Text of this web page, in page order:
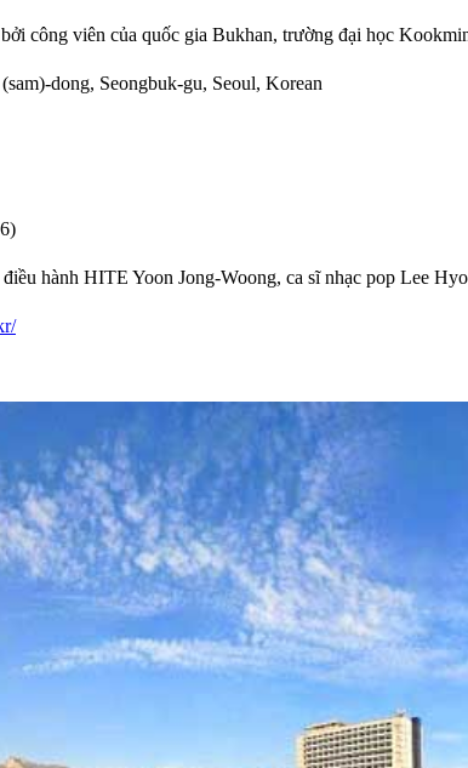
công viên của quốc gia Bukhan, trường đại học
dong, Seongbuk-gu, Seoul, Korean
hành HITE Yoon Jong-Woong, ca sĩ nhạc pop Lee